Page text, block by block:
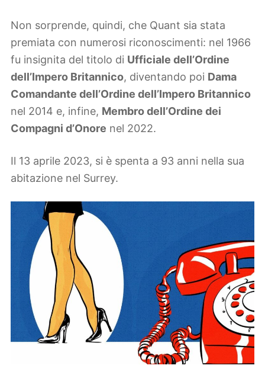
Non sorprende, quindi, che Quant sia stata
premiata con numerosi riconoscimenti: nel 1966
fu insignita del titolo di Ufficiale dell’Ordine
dell’Impero Britannico, diventando poi Dama
Comandante dell’Ordine dell’Impero Britannico
nel 2014 e, infine, Membro dell’Ordine dei
Compagni d’Onore nel 2022.
Il 13 aprile 2023, si è spenta a 93 anni nella sua
abitazione nel Surrey.